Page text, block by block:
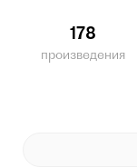
178
произведения